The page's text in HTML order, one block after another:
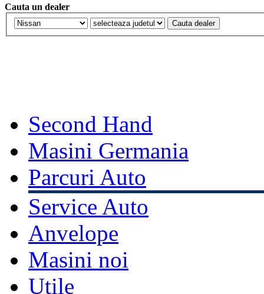
Cauta un dealer
Second Hand
Masini Germania
Parcuri Auto
Service Auto
Anvelope
Masini noi
Utile